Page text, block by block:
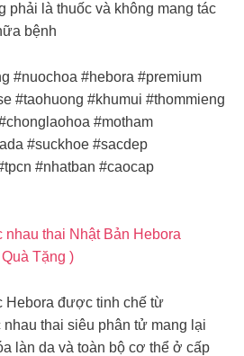
phải là thuốc và không mang tác
bệnh
#nuochoa #hebora #premium
#taohuong #khumui #thommieng
#motham
#suckhoe #sacdep
#nhatban #caocap
thai Nhật Bản Hebora
Tặng )
Hebora được tinh chế từ
thai siêu phân tử mang lại
làn da và toàn bộ cơ thể ở cấp